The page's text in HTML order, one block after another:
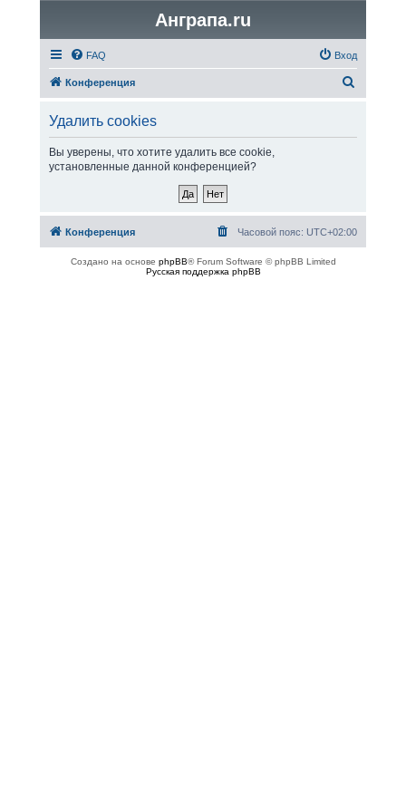
Анграпа.ru
FAQ Вход
Конференция
Удалить cookies
Вы уверены, что хотите удалить все cookie,
установленные данной конференцией?
Конференция Часовой пояс: UTC+02:00
Создано на основе phpBB® Forum Software © phpBB Limited
Русская поддержка phpBB